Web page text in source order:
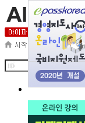
세무사아카데미 |